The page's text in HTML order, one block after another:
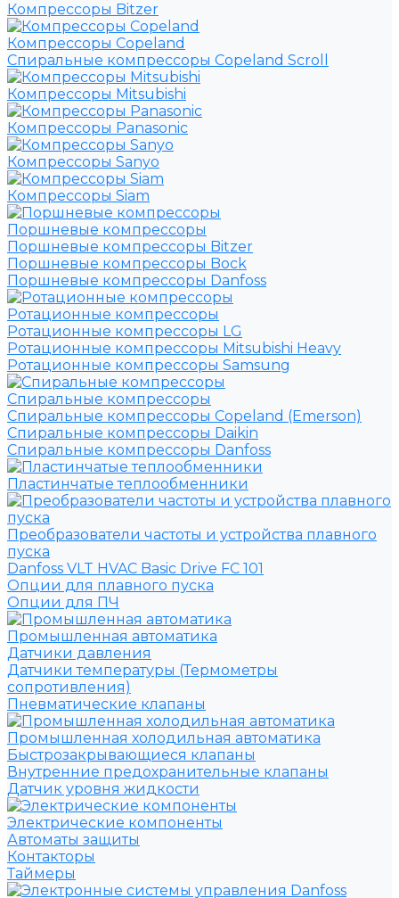
Компрессоры Bitzer
Компрессоры Copeland
Спиральные компрессоры Copeland Scroll
Компрессоры Mitsubishi
Компрессоры Panasonic
Компрессоры Sanyo
Компрессоры Siam
Поршневые компрессоры
Поршневые компрессоры Bitzer
Поршневые компрессоры Bock
Поршневые компрессоры Danfoss
Ротационные компрессоры
Ротационные компрессоры LG
Ротационные компрессоры Mitsubishi Heavy
Ротационные компрессоры Samsung
Спиральные компрессоры
Спиральные компрессоры Copeland (Emerson)
Спиральные компрессоры Daikin
Спиральные компрессоры Danfoss
Пластинчатые теплообменники
Преобразователи частоты и устройства плавного
пуска
Danfoss VLT HVAC Basic Drive FC 101
Опции для плавного пуска
Опции для ПЧ
Промышленная автоматика
Датчики давления
Датчики температуры (Термометры
сопротивления)
Пневматические клапаны
Промышленная холодильная автоматика
Быстрозакрывающиеся клапаны
Внутренние предохранительные клапаны
Датчик уровня жидкости
Электрические компоненты
Автоматы защиты
Контакторы
Таймеры